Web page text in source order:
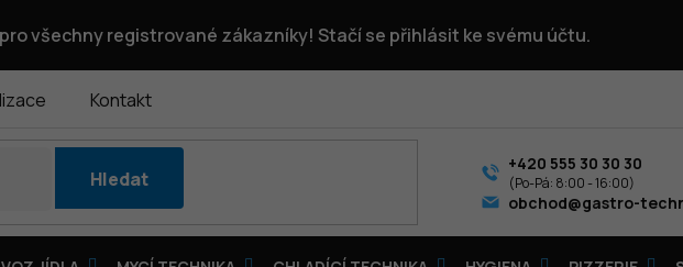
pro všechny registrované zákazníky! Stačí se přihlásit ke svému účtu.
Kontakt
Hledat
+420 555 30 30 30
obchod@gastro-